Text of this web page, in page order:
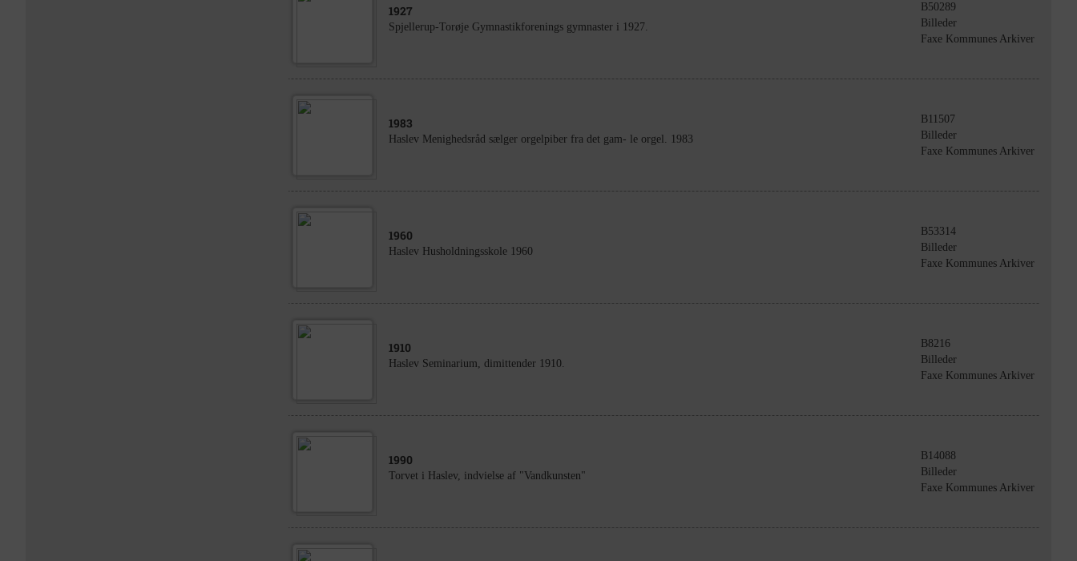
1927
Spjellerup-Torøje Gymnastikforenings gymnaster i 1927.
B50289
Billeder
Faxe Kommunes Arkiver
1983
Haslev Menighedsråd sælger orgelpiber fra det gam- le orgel. 1983
B11507
Billeder
Faxe Kommunes Arkiver
1960
Haslev Husholdningsskole 1960
B53314
Billeder
Faxe Kommunes Arkiver
1910
Haslev Seminarium, dimittender 1910.
B8216
Billeder
Faxe Kommunes Arkiver
1990
Torvet i Haslev, indvielse af "Vandkunsten"
B14088
Billeder
Faxe Kommunes Arkiver